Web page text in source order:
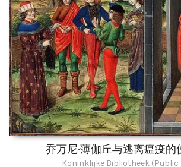
乔万尼·薄伽丘与逃离瘟疫的
Koninklijke Bibliotheek (Public